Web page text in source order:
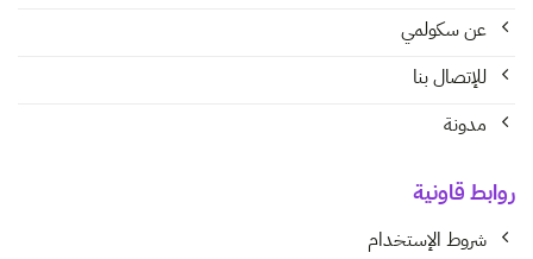
عن سكولمي
للإتصال بنا
مدونة
روابط قاونية
شروط الإستخدام